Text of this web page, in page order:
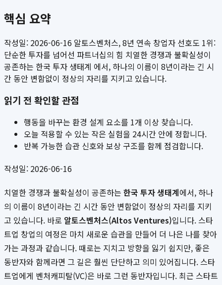
핵심 요약
작성일: 2026-06-16 알토스벤처스, 8년 연속 창업자 선호도 1위:
단순한 투자를 넘어선 파트너십의 힘 치열한 경쟁과 불확실성이
공존하는 한국 투자 생태계 에서, 하나의 이름이 8년이라는 긴 시
간 동안 변함없이 정상의 자리를 지키고 있습니다.
읽기 전 확인할 관점
행동을 바꾸는 환경 설계 요소를 1개 이상 찾습니다.
오늘 적용할 수 있는 작은 실험을 24시간 안에 정합니다.
반복 가능한 습관 신호와 보상 구조를 함께 점검합니다.
작성일: 2026-06-16
치열한 경쟁과 불확실성이 공존하는 한국 투자 생태계에서, 하나
의 이름이 8년이라는 긴 시간 동안 변함없이 정상의 자리를 지키
고 있습니다. 바로 알토스벤처스(Altos Ventures)입니다. 스타
트업 창업의 여정은 마치 새로운 습관을 만들어 더 나은 나를 찾아
가는 과정과 같습니다. 때로는 지치고 방향을 잃기 쉽지만, 좋은
동반자와 함께라면 그 길은 훨씬 단단하고 의미 있어집니다. 스타
트업에게 벤처캐피탈(VC)은 바로 그런 동반자입니다. 최근 스타트